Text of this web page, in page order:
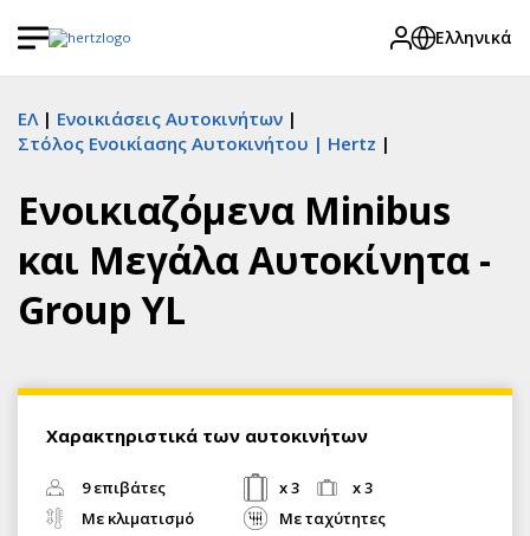
Ελληνικά
ΕΛ
Ενοικιάσεις Αυτοκινήτων
Στόλος Ενοικίασης Αυτοκινήτου | Hertz
Ενοικιαζόμενα Minibus
και Μεγάλα Αυτοκίνητα -
Group YL
Χαρακτηριστικά των αυτοκινήτων
9 επιβάτες x 3
x 3
Με κλιματισμό
Με ταχύτητες